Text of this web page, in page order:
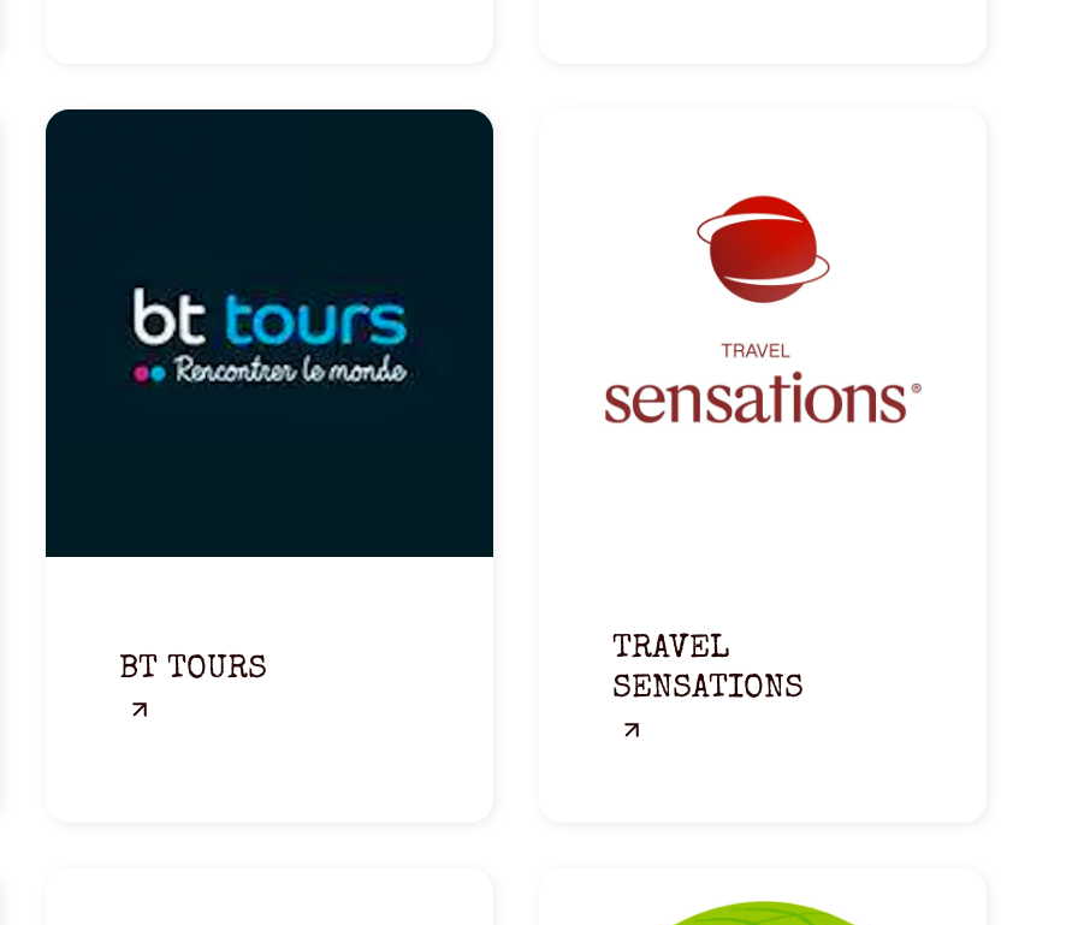
BT TOURS
TRAVEL
SENSATIONS